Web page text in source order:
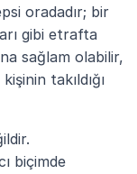
oradadır; bir
gibi etrafta
sağlam olabilir,
takıldığı
biçimde